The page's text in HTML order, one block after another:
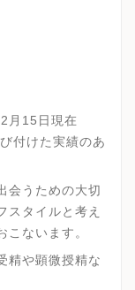
月15日現在
付けた実績のあ
会うための大切
スタイルと考え
ないます。
精や顕微授精な